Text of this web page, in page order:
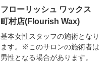
フローリッシュ ワックス
町村店(Flourish Wax)
基本女性スタッフの施術となり
ます。※このサロンの施術者は
男性となる場合があります。